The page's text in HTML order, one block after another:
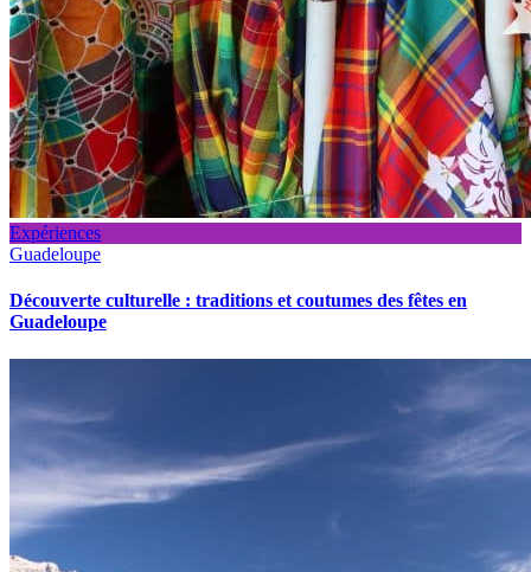
Expériences
Guadeloupe
Découverte culturelle : traditions et coutumes des fêtes en
Guadeloupe